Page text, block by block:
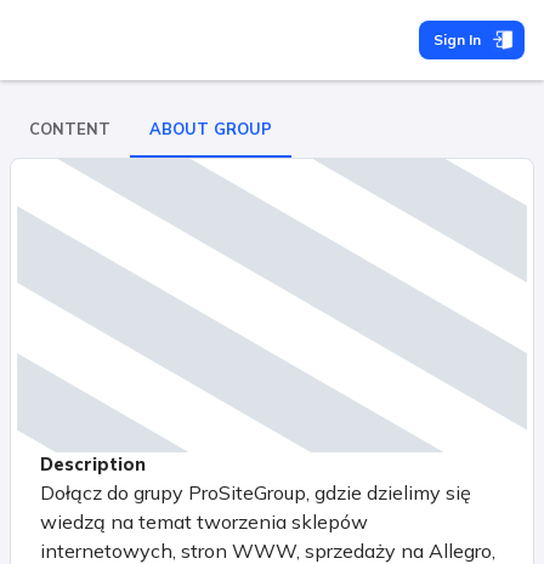
Sign In
CONTENT ABOUT GROUP
Description
Dołącz do grupy ProSiteGroup, gdzie dzielimy się
wiedzą na temat tworzenia sklepów
internetowych, stron WWW, sprzedaży na Allegro,